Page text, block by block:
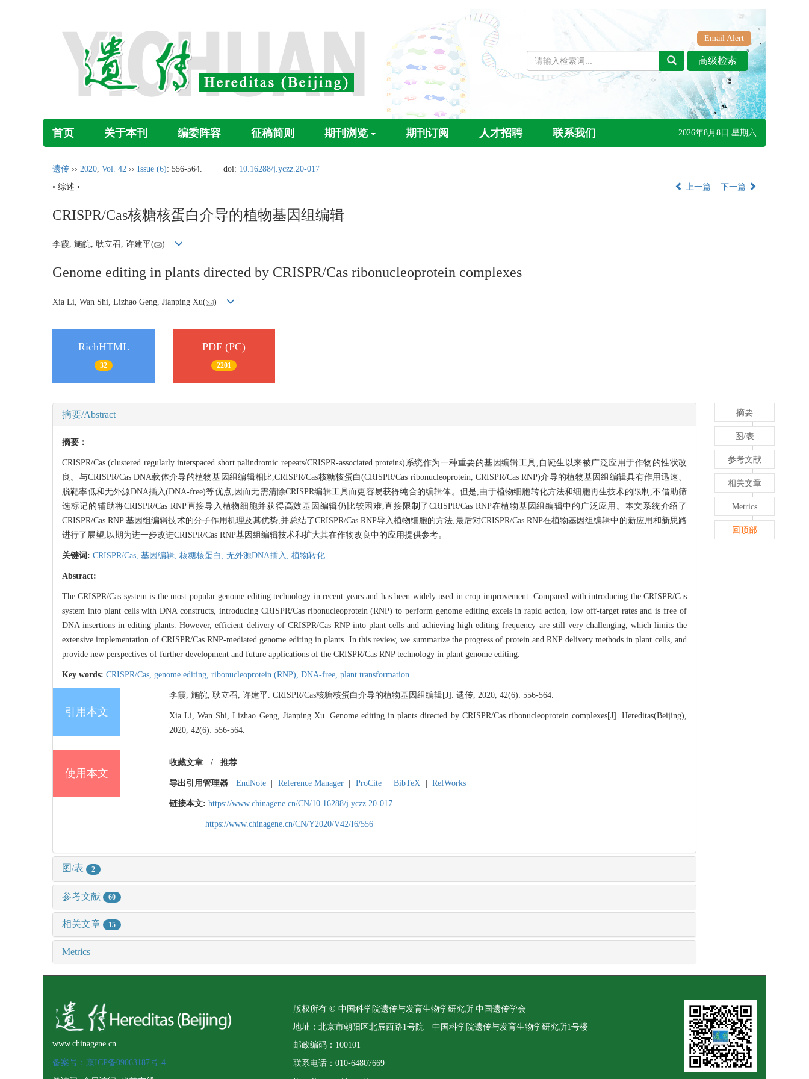
Email Alert
首页 关于本刊 编委阵容 征稿简则 期刊浏览 期刊订阅 人才招聘 联系我们 2026年8月8日 星期六
遗传 ›› 2020, Vol. 42 ›› Issue (6): 556-564. doi: 10.16288/j.yczz.20-017
• 综述 •
上一篇 下一篇
CRISPR/Cas核糖核蛋白介导的植物基因组编辑
李霞, 施皖, 耿立召, 许建平( )
Genome editing in plants directed by CRISPR/Cas ribonucleoprotein complexes
Xia Li, Wan Shi, Lizhao Geng, Jianping Xu( )
RichHTML
32
PDF (PC)
2201
摘要/Abstract
摘要：
CRISPR/Cas (clustered regularly interspaced short palindromic repeats/CRISPR-associated proteins)系统作为一种重要的基因编辑工具,自诞生以来被广泛应用于作物的性状改
良。与CRISPR/Cas DNA载体介导的植物基因组编辑相比,CRISPR/Cas核糖核蛋白(CRISPR/Cas ribonucleoprotein, CRISPR/Cas RNP)介导的植物基因组编辑具有作用迅速、
脱靶率低和无外源DNA插入(DNA-free)等优点,因而无需清除CRISPR编辑工具而更容易获得纯合的编辑体。但是,由于植物细胞转化方法和细胞再生技术的限制,不借助筛
选标记的辅助将CRISPR/Cas RNP直接导入植物细胞并获得高效基因编辑仍比较困难,直接限制了CRISPR/Cas RNP在植物基因组编辑中的广泛应用。本文系统介绍了
CRISPR/Cas RNP 基因组编辑技术的分子作用机理及其优势,并总结了CRISPR/Cas RNP导入植物细胞的方法,最后对CRISPR/Cas RNP在植物基因组编辑中的新应用和新思路
进行了展望,以期为进一步改进CRISPR/Cas RNP基因组编辑技术和扩大其在作物改良中的应用提供参考。
关键词: CRISPR/Cas, 基因编辑, 核糖核蛋白, 无外源DNA插入, 植物转化
Abstract:
The CRISPR/Cas system is the most popular genome editing technology in recent years and has been widely used in crop improvement. Compared with introducing the CRISPR/Cas
system into plant cells with DNA constructs, introducing CRISPR/Cas ribonucleoprotein (RNP) to perform genome editing excels in rapid action, low off-target rates and is free of
DNA insertions in editing plants. However, efficient delivery of CRISPR/Cas RNP into plant cells and achieving high editing frequency are still very challenging, which limits the
extensive implementation of CRISPR/Cas RNP-mediated genome editing in plants. In this review, we summarize the progress of protein and RNP delivery methods in plant cells, and
provide new perspectives of further development and future applications of the CRISPR/Cas RNP technology in plant genome editing.
Key words: CRISPR/Cas, genome editing, ribonucleoprotein (RNP), DNA-free, plant transformation
引用本文
李霞, 施皖, 耿立召, 许建平. CRISPR/Cas核糖核蛋白介导的植物基因组编辑[J]. 遗传, 2020, 42(6): 556-564.
Xia Li, Wan Shi, Lizhao Geng, Jianping Xu. Genome editing in plants directed by CRISPR/Cas ribonucleoprotein complexes[J]. Hereditas(Beijing),
2020, 42(6): 556-564.
使用本文
收藏文章 / 推荐
导出引用管理器 EndNote Reference Manager ProCite BibTeX RefWorks
链接本文: https://www.chinagene.cn/CN/10.16288/j.yczz.20-017
https://www.chinagene.cn/CN/Y2020/V42/I6/556
图/表 2
参考文献 60
相关文章 15
Metrics
摘要
图/表
参考文献
相关文章
Metrics
回顶部
www.chinagene.cn
备案号：京ICP备09063187号-4
版权所有 © 中国科学院遗传与发育生物学研究所 中国遗传学会
地址：北京市朝阳区北辰西路1号院 中国科学院遗传与发育生物学研究所1号楼
邮政编码：100101
联系电话：010-64807669